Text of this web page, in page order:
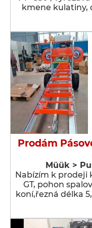
kmene kulatiny,
Prodám
Müük >
Nabízím k prodeji
GT, pohon
koní,řezná délka